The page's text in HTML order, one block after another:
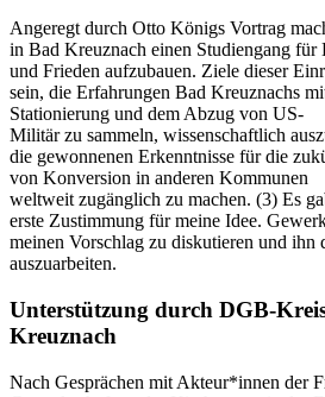
Angeregt durch Otto Königs Vortrag
in Bad Kreuznach einen Studiengang
und Frieden aufzubauen. Ziele dieser
sein, die Erfahrungen Bad Kreuznachs
Stationierung und dem Abzug von US-
Militär zu sammeln, wissenschaftlich
die gewonnenen Erkenntnisse für die
von Konversion in anderen Kommunen
weltweit zugänglich zu machen. (3) Es
erste Zustimmung für meine Idee.
meinen Vorschlag zu diskutieren und ihn
auszuarbeiten.
Unterstützung durch DGB-
Kreuznach
Nach Gesprächen mit Akteur*innen der